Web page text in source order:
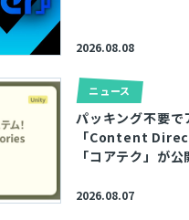
2026.08.08
ニュース
パッキング不要
「Content
「コアテク」が公
2026.08.07